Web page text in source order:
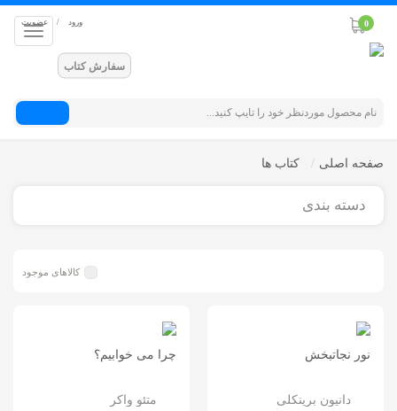
ورود / عضویت 0
سفارش کتاب
صفحه اصلی کتاب ها
دسته بندی
کالاهای موجود
نور نجاتبخش
دانیون برینکلی
چرا می خوابیم؟
متئو واکر